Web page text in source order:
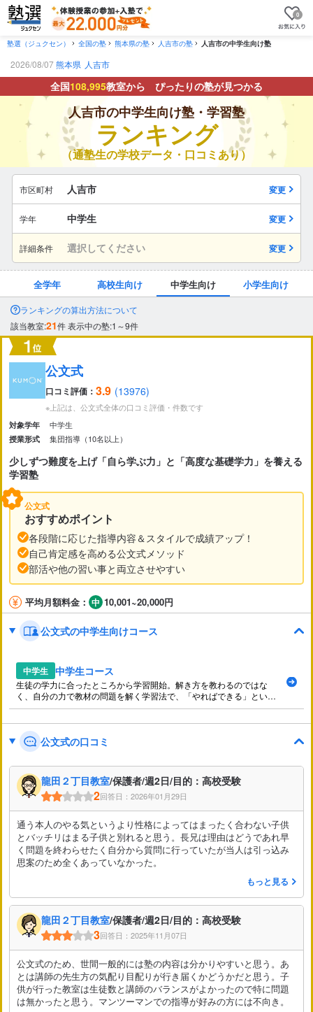
0
塾選（ジュクセン） 全国の塾 熊本県の塾 人吉市の塾 人吉市の中学生向け塾
2026/08/07 熊本県 人吉市
全国108,995教室から ぴったりの塾が見つかる
人吉市の中学生向け塾・学習塾
ランキング
（通塾生の学校データ・口コミあり）
市区町村 人吉市 変更
学年 中学生 変更
詳細条件 選択してください 変更
市区町村から探す
駅・路線から探す
全学年 高校生向け 中学生向け 小学生向け
ランキングの算出方法について
該当教室:21件表示中の塾:1～9件
公文式
口コミ評価： 3.9 (13976)
※上記は、公文式全体の口コミ評価・件数です
対象学年 中学生
授業形式 集団指導（10名以上）
少しずつ難度を上げ「自ら学ぶ力」と「高度な基礎学力」を養える
学習塾
公文式
おすすめポイント
各段階に応じた指導内容＆スタイルで成績アップ！
自己肯定感を高める公文式メソッド
部活や他の習い事と両立させやすい
平均月額料金： 10,001~20,000円
公文式の中学生向けコース
中学生 中学生コース
生徒の学力に合ったところから学習開始。解き方を教わるのではな
く、自分の力で教材の問題を解く学習法で、「やればできる」という
自己肯定感を育みます。
公文式の口コミ
龍田２丁目教室/保護者/週2日/目的：高校受験
2回答日：2026年01月29日
通う本人のやる気というより性格によってはまったく合わない子供
とバッチリはまる子供と別れると思う。長兄は理由はどうであれ早
く問題を終わらせたく自分から質問に行っていたが当人は引っ込み
思案のため全くあっていなかった。
もっと見る
龍田２丁目教室/保護者/週2日/目的：高校受験
3回答日：2025年11月07日
公文式のため、世間一般的には塾の内容は分かりやすいと思う。あ
とは講師の先生方の気配り目配りが行き届くかどうかだと思う。子
供が行った教室は生徒数と講師のバランスがよかったので特に問題
は無かったと思う。マンツーマンでの指導が好みの方には不向き。